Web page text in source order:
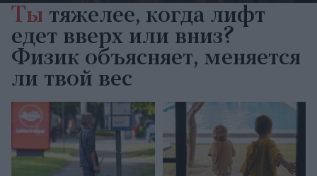
Ты тяжелее, когда лифт
едет вверх или вниз?
Физик объясняет, меняется
ли твой вес